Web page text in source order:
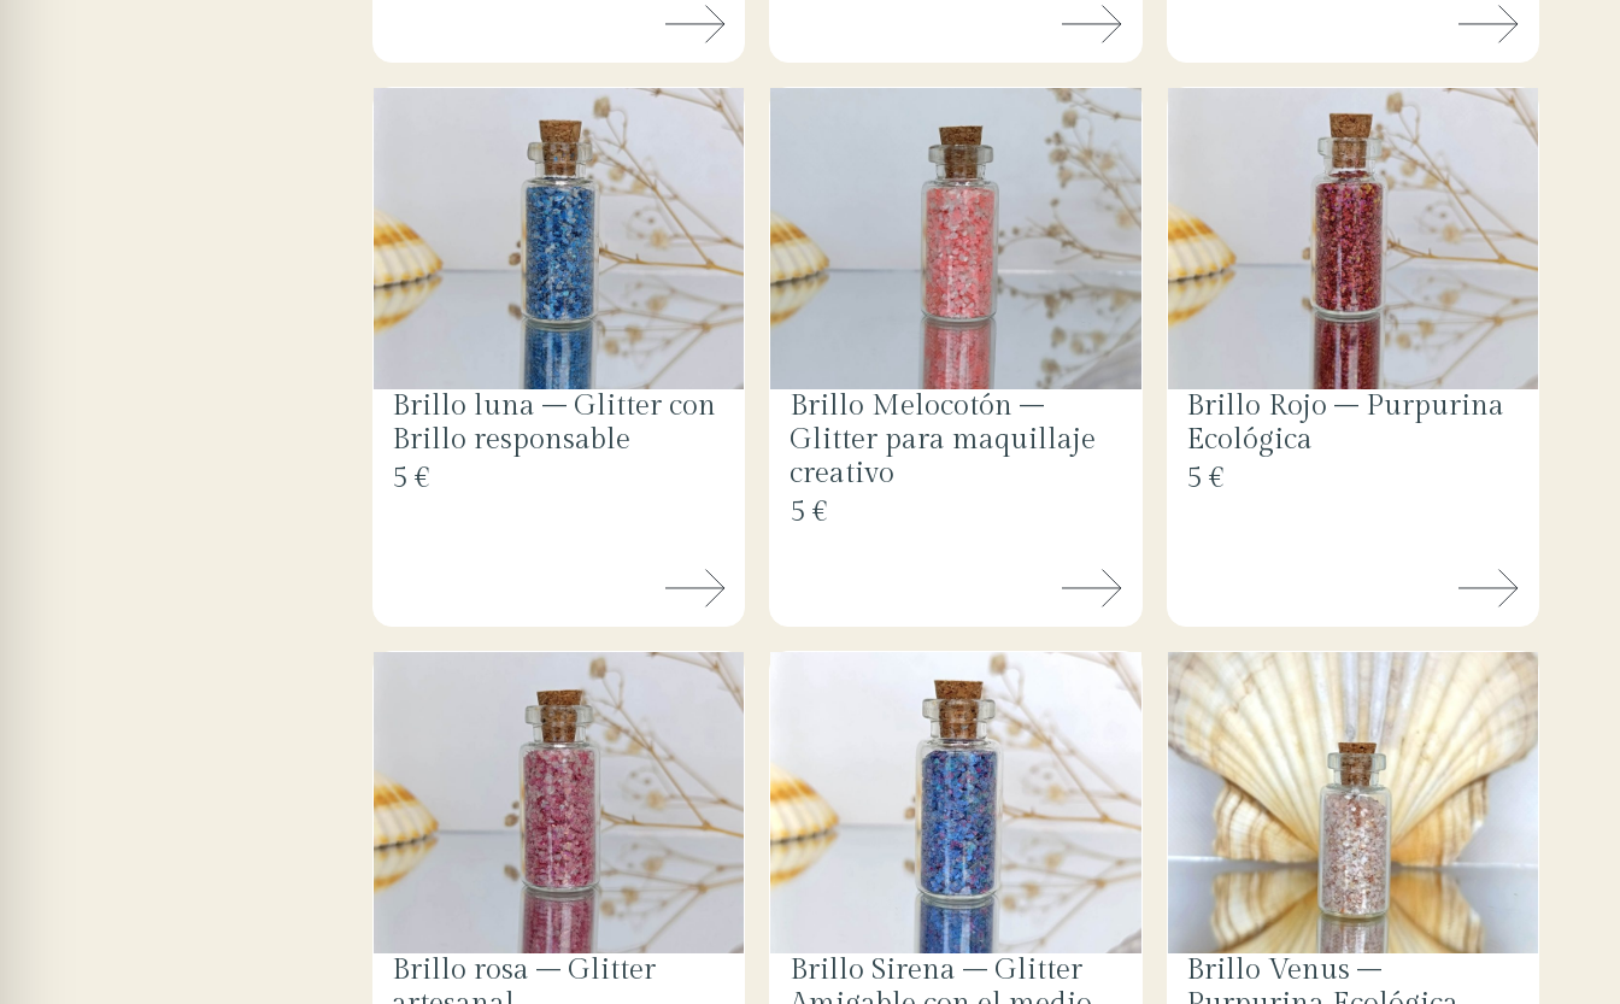
Brillo luna – Glitter con
Brillo responsable
5 €
Brillo Melocotón –
Glitter para maquillaje
creativo
5 €
Brillo Rojo – Purpurina
Ecológica
5 €
Brillo rosa – Glitter
Brillo Sirena – Glitter
Brillo Venus –